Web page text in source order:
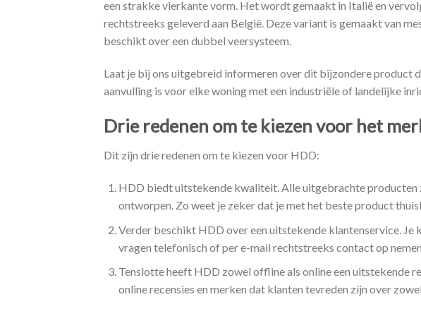
een strakke vierkante vorm. Het wordt gemaakt in Italië en
rechtstreeks geleverd aan België. Deze variant is gemaakt van
beschikt over een dubbel veersysteem.
Laat je bij ons uitgebreid informeren over dit bijzondere product
aanvulling is voor elke woning met een industriële of landelijke
Drie redenen om te kiezen voor het
Dit zijn drie redenen om te kiezen voor HDD:
HDD biedt uitstekende kwaliteit. Alle uitgebrachte producten
ontworpen. Zo weet je zeker dat je met het beste product
Verder beschikt HDD over een uitstekende klantenservice.
vragen telefonisch of per e-mail rechtstreeks contact op
Tenslotte heeft HDD zowel offline als online een uitstekende
online recensies en merken dat klanten tevreden zijn over